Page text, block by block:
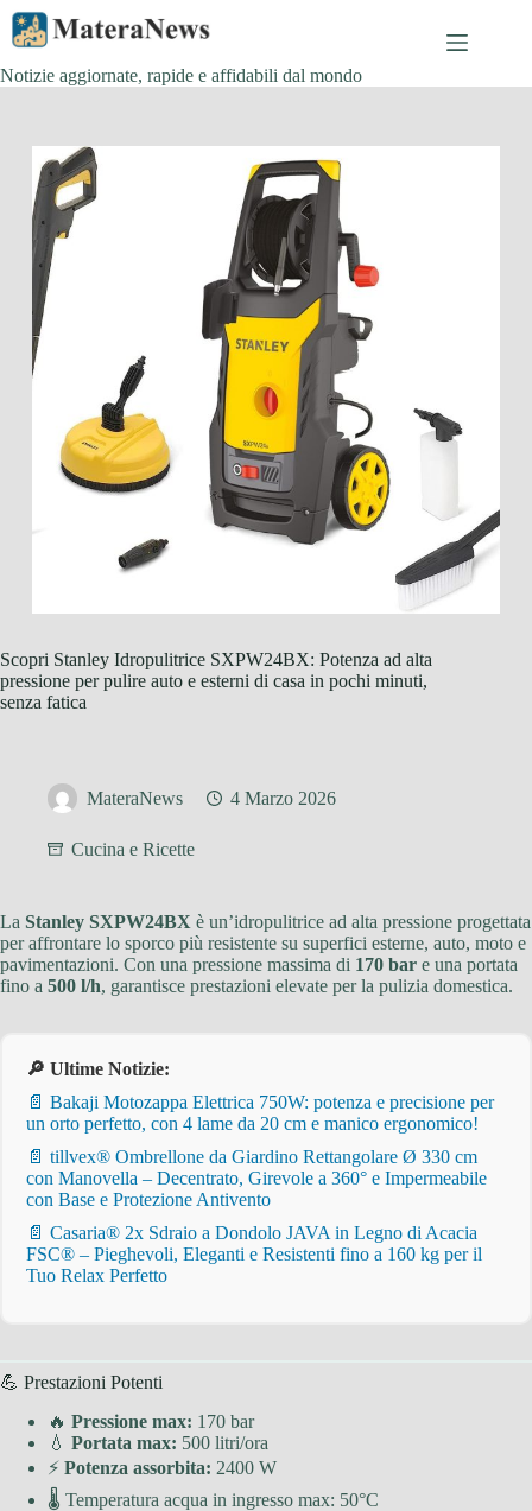
Salta
contenuto
Notizie aggiornate, rapide e affidabili dal mondo
Scopri Stanley Idropulitrice SXPW24BX: Potenza ad alta
pressione per pulire auto e esterni di casa in pochi minuti,
senza fatica
MateraNews 4 Marzo 2026
Cucina e Ricette
La Stanley SXPW24BX è un’idropulitrice ad alta pressione progettata
per affrontare lo sporco più resistente su superfici esterne, auto, moto e
pavimentazioni. Con una pressione massima di 170 bar e una portata
fino a 500 l/h, garantisce prestazioni elevate per la pulizia domestica.
🔎 Ultime Notizie:
📄 Bakaji Motozappa Elettrica 750W: potenza e precisione per
un orto perfetto, con 4 lame da 20 cm e manico ergonomico!
📄 tillvex® Ombrellone da Giardino Rettangolare Ø 330 cm
con Manovella – Decentrato, Girevole a 360° e Impermeabile
con Base e Protezione Antivento
📄 Casaria® 2x Sdraio a Dondolo JAVA in Legno di Acacia
FSC® – Pieghevoli, Eleganti e Resistenti fino a 160 kg per il
Tuo Relax Perfetto
💪 Prestazioni Potenti
🔥 Pressione max: 170 bar
💧 Portata max: 500 litri/ora
⚡ Potenza assorbita: 2400 W
🌡 Temperatura acqua in ingresso max: 50°C